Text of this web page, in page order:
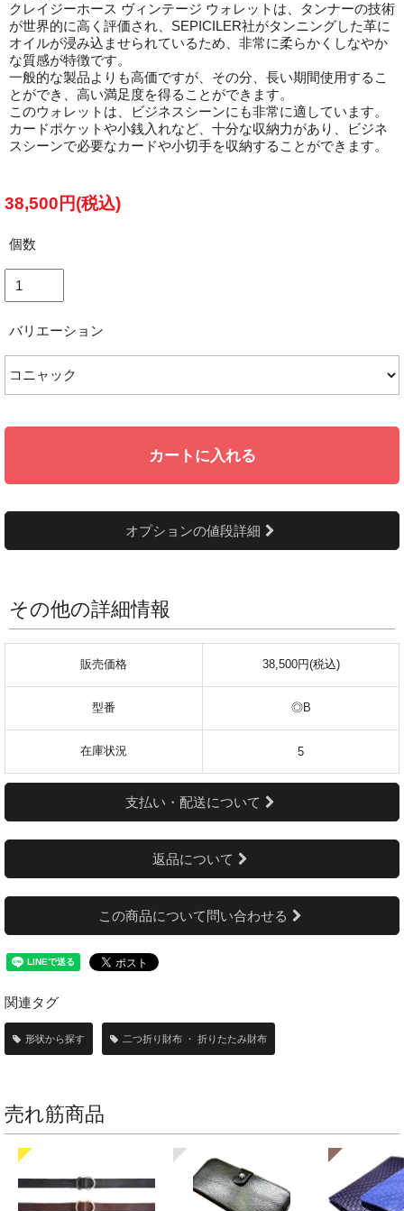
クレイジーホース ヴィンテージ ウォレットは、タンナーの技術
が世界的に高く評価され、SEPICILER社がタンニングした革に
オイルが浸み込ませられているため、非常に柔らかくしなやか
な質感が特徴です。
一般的な製品よりも高価ですが、その分、長い期間使用するこ
とができ、高い満足度を得ることができます。
このウォレットは、ビジネスシーンにも非常に適しています。
カードポケットや小銭入れなど、十分な収納力があり、ビジネ
スシーンで必要なカードや小切手を収納することができます。
38,500円(税込)
個数
バリエーション
カートに入れる
オプションの値段詳細
その他の詳細情報
販売価格 38,500円(税込)
型番 ◎B
在庫状況 5
支払い・配送について
返品について
この商品について問い合わせる
関連タグ
形状から探す 二つ折り財布 ・ 折りたたみ財布
売れ筋商品